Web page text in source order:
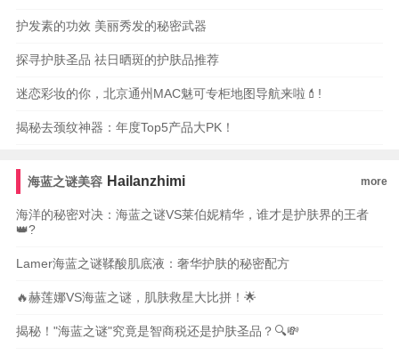
护发素的功效 美丽秀发的秘密武器
探寻护肤圣品 祛日晒斑的护肤品推荐
迷恋彩妆的你，北京通州MAC魅可专柜地图导航来啦💄!
揭秘去颈纹神器：年度Top5产品大PK！
海蓝之谜美容 Hailanzhimi more
海洋的秘密对决：海蓝之谜VS莱伯妮精华，谁才是护肤界的王者
👑?
Lamer海蓝之谜鞣酸肌底液：奢华护肤的秘密配方
🔥赫莲娜VS海蓝之谜，肌肤救星大比拼！🌟
揭秘！"海蓝之谜"究竟是智商税还是护肤圣品？🔍💸